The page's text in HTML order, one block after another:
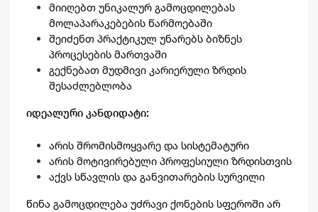
მიიღებთ უნიკალურ გამოცდილებას
მოლაპარაკებების წარმოებაში
შეიძენთ პრაქტიკულ უნარებს ბიზნეს
პროცესების მართვაში
გექნებათ მუდმივი კარიერული ზრდის
შესაძლებლობა
იდეალური კანდიდატი:
არის შრომისმოყვარე და სისტემატური
არის მოტივირებული პროფესიული ზრდისთვის
აქვს სწავლის და განვითარების სურვილი
წინა გამოცდილება უძრავი ქონების სფეროში არ